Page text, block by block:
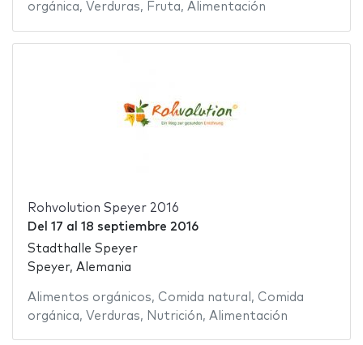
orgánica, Verduras, Fruta, Alimentación
Rohvolution Speyer 2016
Del 17 al 18 septiembre 2016
Stadthalle Speyer
Speyer, Alemania
Alimentos orgánicos, Comida natural , Comida
orgánica, Verduras, Nutrición, Alimentación